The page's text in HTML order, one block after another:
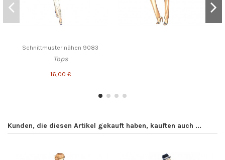
Schnittmuster nähen 9083
Tops
16,00 €
Kunden, die diesen Artikel gekauft haben, kauften auch ...